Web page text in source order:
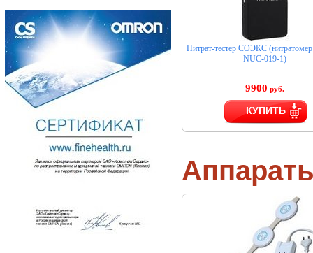
Нитрат-тестер СОЭКС
NUC-019-1)
9900 руб.
КУПИТЬ